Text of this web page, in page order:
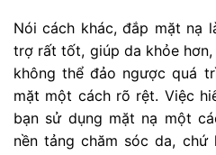
Nói cách khác, đắp mặt nạ
trợ rất tốt, giúp da khỏe hơn,
không thể đảo ngược quá
mặt một cách rõ rệt. Việc
bạn sử dụng mặt nạ một
nền tảng chăm sóc da, chứ